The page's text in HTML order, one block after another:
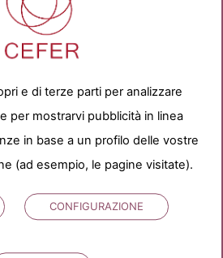
e di terze parti per analizzare
per mostrarvi pubblicità in linea
in base a un profilo delle vostre
(ad esempio, le pagine visitate).
CONFIGURAZIONE